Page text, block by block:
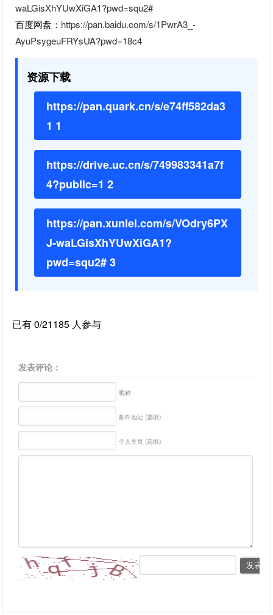
waLGisXhYUwXiGA1?pwd=squ2#
百度网盘： https://pan.baidu.com/s/1PwrA3_-
AyuPsygeuFRYsUA?pwd=18c4
资源下载
https://pan.quark.cn/s/e74ff582da3
1 1
https://drive.uc.cn/s/749983341a7f
4?public=1 2
https://pan.xunlei.com/s/VOdry6PX
J-waLGisXhYUwXiGA1?
pwd=squ2# 3
已有 0/21185 人参与
发表评论：
昵称
邮件地址 (选填)
个人主页 (选填)